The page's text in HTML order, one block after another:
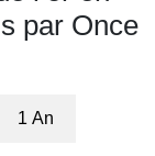
par Once
1 An